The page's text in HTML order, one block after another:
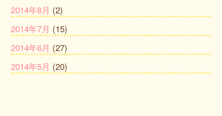
2014年8月 (2)
2014年7月 (15)
2014年6月 (27)
2014年5月 (20)